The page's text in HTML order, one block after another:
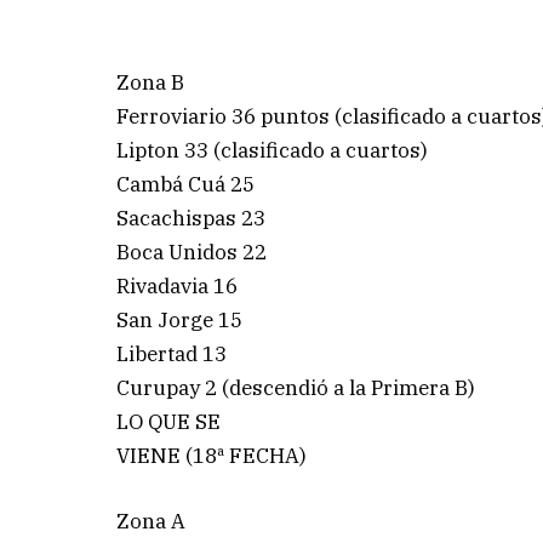
Zona B
Ferroviario 36 puntos (clasificado a
Lipton 33 (clasificado a cuartos)
Cambá Cuá 25
Sacachispas 23
Boca Unidos 22
Rivadavia 16
San Jorge 15
Libertad 13
Curupay 2 (descendió a la Primera B)
LO QUE SE
VIENE (18ª FECHA)
Zona A